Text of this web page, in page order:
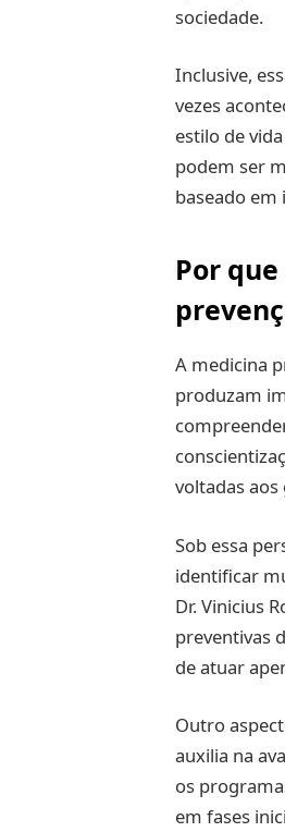
sociedade.
Inclusive,
vezes
estilo de
podem ser
baseado
Por
A medicina
produzam
voltadas
Sob essa
identificar
Dr. Vinicius
preventivas
de atuar
Outro
auxilia na
os
em fases